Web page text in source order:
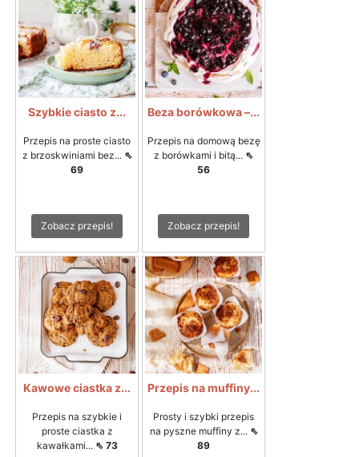
Szybkie ciasto z...
Przepis na proste ciasto
z brzoskwiniami bez... ⇖
69
Zobacz przepis!
Beza borówkowa –...
Przepis na domową bezę
z borówkami i bitą... ⇖
56
Zobacz przepis!
Kawowe ciastka z...
Przepis na szybkie i
proste ciastka z
kawałkami... ⇖ 73
Przepis na muffiny...
Prosty i szybki przepis
na pyszne muffiny z... ⇖
89